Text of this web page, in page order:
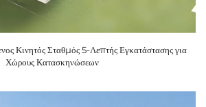
Κινητός Σταθμός 5-Λεπτής Εγκατάστασης για
Χώρους Κατασκηνώσεων